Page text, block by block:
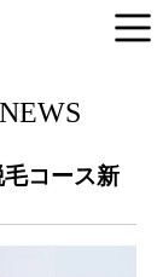
毛コース新